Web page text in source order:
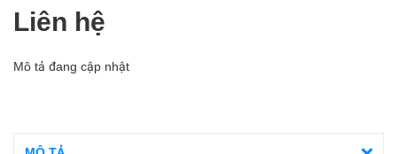
Liên hệ
Mô tả đang cập nhật